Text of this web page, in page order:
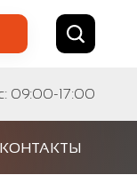
09:00-17:00
КОНТАКТЫ